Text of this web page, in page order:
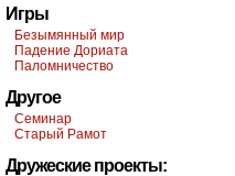
Игры
Безымянный мир
Падение Дориата
Паломничество
Другое
Семинар
Старый Рамот
Дружеские проекты: